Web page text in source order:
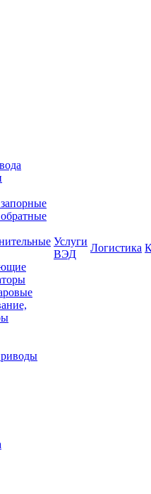
Услуги
ВЭД
Логистика